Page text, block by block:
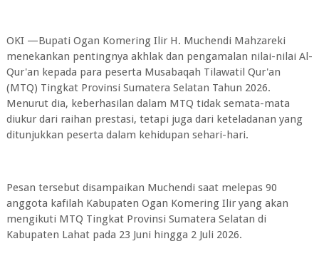
OKI —Bupati Ogan Komering Ilir H. Muchendi Mahzareki
menekankan pentingnya akhlak dan pengamalan nilai-nilai Al-
Qur'an kepada para peserta Musabaqah Tilawatil Qur'an
(MTQ) Tingkat Provinsi Sumatera Selatan Tahun 2026.
Menurut dia, keberhasilan dalam MTQ tidak semata-mata
diukur dari raihan prestasi, tetapi juga dari keteladanan yang
ditunjukkan peserta dalam kehidupan sehari-hari.
Pesan tersebut disampaikan Muchendi saat melepas 90
anggota kafilah Kabupaten Ogan Komering Ilir yang akan
mengikuti MTQ Tingkat Provinsi Sumatera Selatan di
Kabupaten Lahat pada 23 Juni hingga 2 Juli 2026.